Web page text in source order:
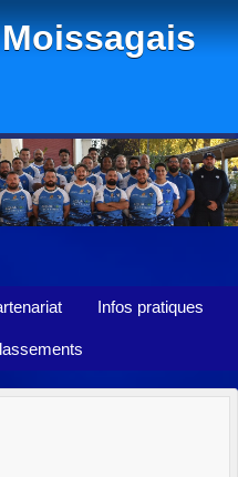
Infos pratiques